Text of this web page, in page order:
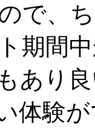
で、
期間
あり
体験